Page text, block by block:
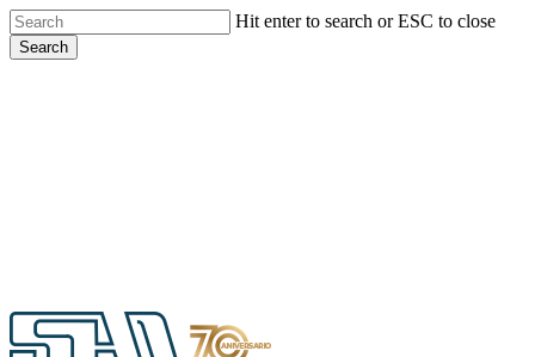
Skip
to
main
Hit enter to search or ESC to close
Search